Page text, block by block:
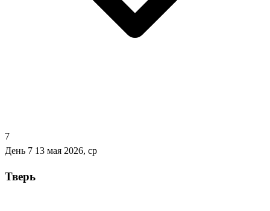
7
День 7 13 мая 2026, ср
Тверь